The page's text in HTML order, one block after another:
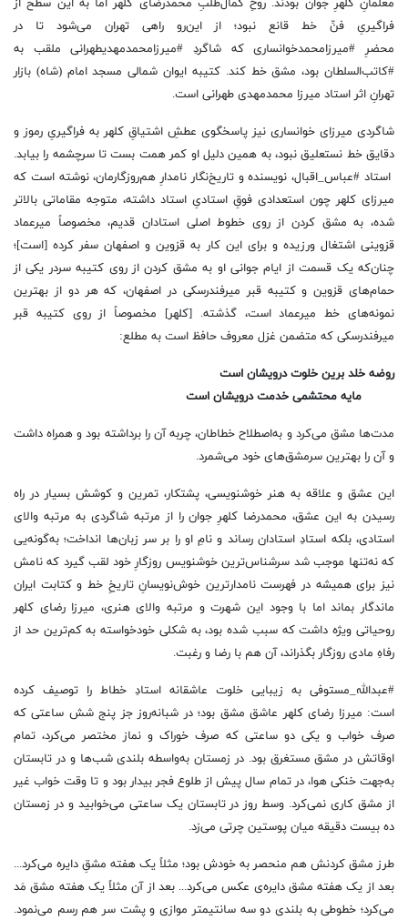
معلمانِ کلهرِ جوان بودند. روحِ کمال‌طلبِ محمدرضای کلهر اما به این سطح از
فراگیریِ فنِّ خط قانع نبود؛ از این‌رو راهی تهران می‌شود تا در
محضرِ #میرزامحمدخوانساری که شاگردِ #میرزامحمدمهدیطهرانی ملقب به
#کاتب‌السلطان بود، مشق خط کند. کتیبه ایوان شمالی مسجد امام (شاه) بازار
تهرانِ اثر استاد میرزا محمدمهدی طهرانی است.
شاگردی میرزای خوانساری نیز پاسخگوی عطشِ اشتیاقِ کلهر به فراگیریِ رموز و
دقایق خط نستعلیق نبود، به همین دلیل او کمر همت بست تا سرچشمه را بیابد.
استاد #عباس_اقبال، نویسنده و تاریخ‌نگار نامدارِ هم‌روزگارمان، نوشته است که
میرزای کلهر چون استعدادی فوقِ استادیِ استاد داشته، متوجه مقاماتی بالاتر
شده، به مشق کردن از روی خطوط اصلی استادان قدیم، مخصوصاً میرعماد
قزوینی اشتغال ورزیده و برای این کار به قزوین و اصفهان سفر کرده [است]؛
چنان‌که یک قسمت از ایام جوانی او به مشق کردن از روی کتیبه سردر یکی از
حمام‌های قزوین و کتیبه قبر میرفندرسکی در اصفهان، که هر دو از بهترین
نمونه‌های خط میرعماد است، گذشته. [کلهر] مخصوصاً از روی کتیبه قبر
میرفندرسکی که متضمن غزل معروف حافظ است به مطلع:
روضه خلد برین خلوت درویشان است
مایه محتشمی خدمت درویشان است
مدت‌ها مشق می‌کرد و به‌اصطلاح خطاطان، چربه آن را برداشته بود و همراه داشت
و آن را بهترین سرمشق‌های خود می‌شمرد.
این عشق و علاقه به هنر خوشنویسی، پشتکار، تمرین‌ و کوشش بسیار در راه
رسیدن به این عشق، محمدرضا کلهرِ جوان را از مرتبه شاگردی به مرتبه والای
استادی، بلکه استادِ استادان رساند و نامِ او را بر سر زبان‌ها انداخت؛ به‌گونه‌یی
که نه‌تنها موجب شد سرشناس‌ترین خوشنویس روزگارِ خود لقب گیرد که نامش
نیز برای همیشه در فهرست نامدارترین خوش‌نویسانِ تاریخِ خط و کتابت ایران
ماندگار بماند اما با وجود این شهرت و مرتبه‌ والای هنری، میرزا رضای کلهر
روحیاتی ویژه داشت که سبب شده بود، به‌ شکلی خودخواسته به کم‌ترین حد از
رفاهِ مادی روزگار بگذراند، آن هم با رضا و رغبت.
#عبدالله_مستوفی به زیبایی خلوت عاشقانه استادِ خطاط را توصیف کرده
است: میرزا رضای کلهر عاشق مشق بود؛ در شبانه‌روز جز پنج شش ساعتی که
صرف خواب و یکی دو ساعتی که صرف خوراک و نماز مختصر می‌کرد، تمام
اوقاتش در مشق مستغرق بود. در زمستان به‌واسطه بلندی شب‌ها و در تابستان
به‌جهت خنکی هوا، در تمام سال پیش از طلوع فجر بیدار بود و تا وقت خواب غیر
از مشق کاری نمی‌کرد. وسط روز در تابستان یک ساعتی می‌خوابید و در زمستان
ده بیست دقیقه میان پوستین چرتی می‌زد.
طرز مشق کردنش هم منحصر به خودش بود؛ مثلاً یک هفته مشقِ دایره می‌کرد...
بعد از یک هفته مشق دایره‌ی عکس می‌کرد... بعد از آن مثلاً یک هفته مشق مَد
می‌کرد؛ خطوطی به بلندی دو سه سانتیمتر موازی و پشت سر هم رسم می‌نمود.